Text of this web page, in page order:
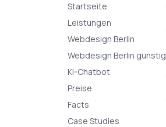
Startseite
Leistungen
Webdesign Berlin
Webdesign Berlin günstig
KI-Chatbot
Preise
Facts
Case Studies